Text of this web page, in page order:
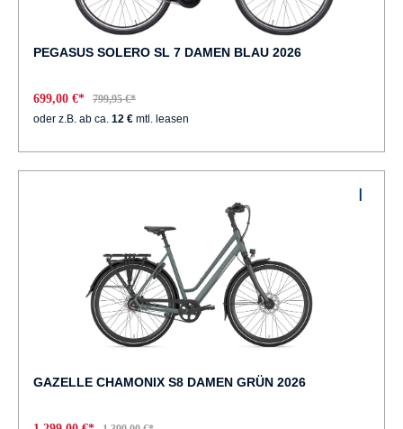
PEGASUS SOLERO SL 7 DAMEN BLAU 2026
699,00 €*
799,95 €*
oder z.B. ab ca. 12 € mtl. leasen
GAZELLE CHAMONIX S8 DAMEN GRÜN 2026